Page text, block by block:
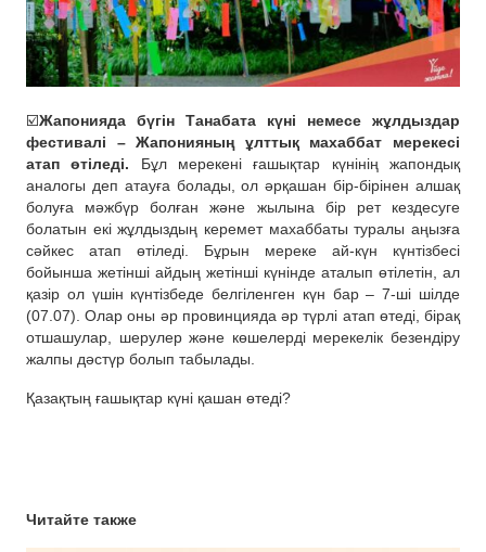
☑️Жапонияда бүгін Танабата күні немесе жұлдыздар
фестивалі – Жапонияның ұлттық махаббат мерекесі
атап өтіледі. Бұл мерекені ғашықтар күнінің жапондық
аналогы деп атауға болады, ол әрқашан бір-бірінен алшақ
болуға мәжбүр болған және жылына бір рет кездесуге
болатын екі жұлдыздың керемет махаббаты туралы аңызға
сәйкес атап өтіледі. Бұрын мереке ай-күн күнтізбесі
бойынша жетінші айдың жетінші күнінде аталып өтілетін, ал
қазір ол үшін күнтізбеде белгіленген күн бар – 7-ші шілде
(07.07). Олар оны әр провинцияда әр түрлі атап өтеді, бірақ
отшашулар, шерулер және көшелерді мерекелік безендіру
жалпы дәстүр болып табылады.
Қазақтың ғашықтар күні қашан өтеді?
Читайте также